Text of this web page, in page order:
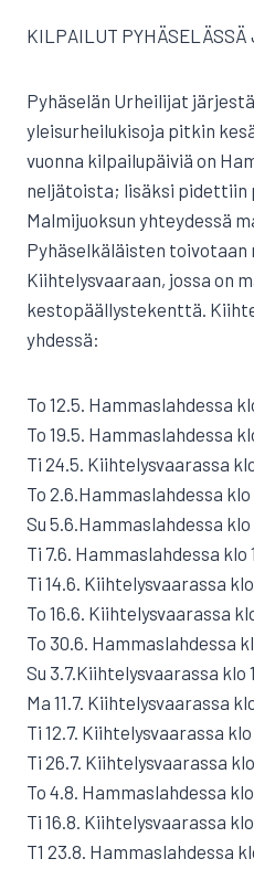
KILPAILUT PYHÄSELÄSSÄ
Pyhäselän Urheilijat
yleisurheilukisoja pitkin
vuonna kilpailupäiviä on
neljätoista; lisäksi pidettiin
Malmijuoksun yhteydessä
Pyhäselkäläisten toivotaan
Kiihtelysvaaraan, jossa on
kestopäällystekenttä.
yhdessä:
To 12.5. Hammaslahdessa
To 19.5. Hammaslahdessa
Ti 24.5. Kiihtelysvaarassa
To 2.6.Hammaslahdessa
Su 5.6.Hammaslahdessa
Ti 7.6. Hammaslahdessa klo
Ti 14.6. Kiihtelysvaarassa
To 16.6. Kiihtelysvaarassa
To 30.6. Hammaslahdessa
Su 3.7.Kiihtelysvaarassa klo
Ma 11.7. Kiihtelysvaarassa
Ti 12.7. Kiihtelysvaarassa
Ti 26.7. Kiihtelysvaarassa
To 4.8. Hammaslahdessa
Ti 16.8. Kiihtelysvaarassa
T1 23.8. Hammaslahdessa